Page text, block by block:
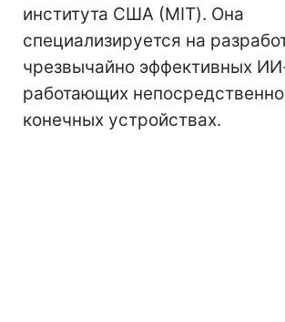
института США (MIT). Она
специализируется на
чрезвычайно эффективных
работающих
конечных устройствах.